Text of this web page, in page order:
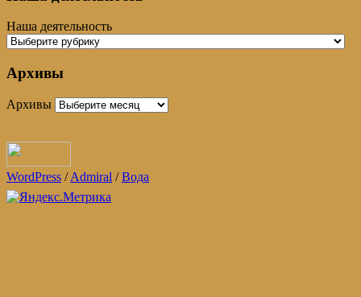
Наша деятельность
Архивы
Архивы
WordPress /Admiral /Вода